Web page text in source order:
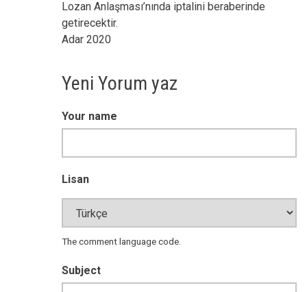
Lozan Anlaşması’nında iptalini beraberinde
getirecektir.
Adar 2020
Yeni Yorum yaz
Your name
Lisan
The comment language code.
Subject